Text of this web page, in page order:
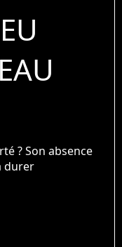
? Son absence
durer